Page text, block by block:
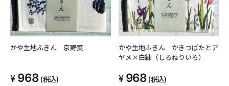
かや生地ふきん 京野菜
968 (税込)
かや生地ふきん かきつばたとア
ヤメ×白練（しろねりいろ）
968 (税込)